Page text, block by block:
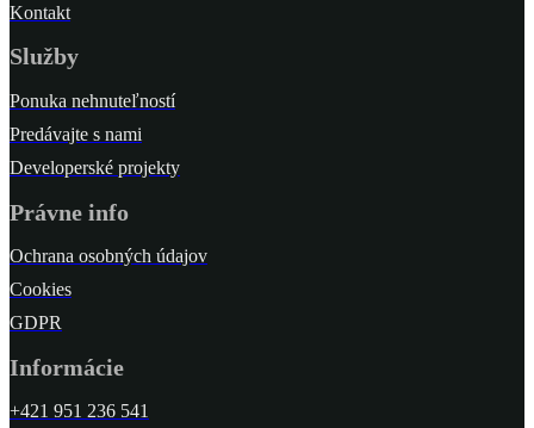
Kontakt
Služby
Ponuka nehnuteľností
Predávajte s nami
Developerské projekty
Právne info
Ochrana osobných údajov
Cookies
GDPR
Informácie
+421 951 236 541